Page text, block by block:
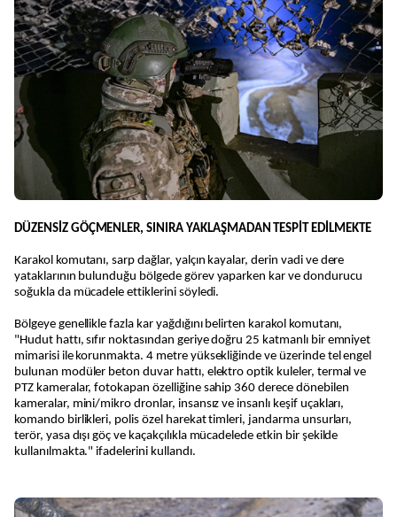
DÜZENSİZ GÖÇMENLER, SINIRA YAKLAŞMADAN TESPİT EDİLMEKTE
Karakol komutanı, sarp dağlar, yalçın kayalar, derin vadi ve dere
yataklarının bulunduğu bölgede görev yaparken kar ve dondurucu
soğukla da mücadele ettiklerini söyledi.
Bölgeye genellikle fazla kar yağdığını belirten karakol komutanı,
"Hudut hattı, sıfır noktasından geriye doğru 25 katmanlı bir emniyet
mimarisi ile korunmakta. 4 metre yüksekliğinde ve üzerinde tel engel
bulunan modüler beton duvar hattı, elektro optik kuleler, termal ve
PTZ kameralar, fotokapan özelliğine sahip 360 derece dönebilen
kameralar, mini/mikro dronlar, insansız ve insanlı keşif uçakları,
komando birlikleri, polis özel harekat timleri, jandarma unsurları,
terör, yasa dışı göç ve kaçakçılıkla mücadelede etkin bir şekilde
kullanılmakta." ifadelerini kullandı.